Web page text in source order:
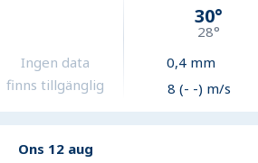
Ingen data
finns tillgänglig
30°
28°
0,4mm
8 (- -) m/s
Ons 12 aug